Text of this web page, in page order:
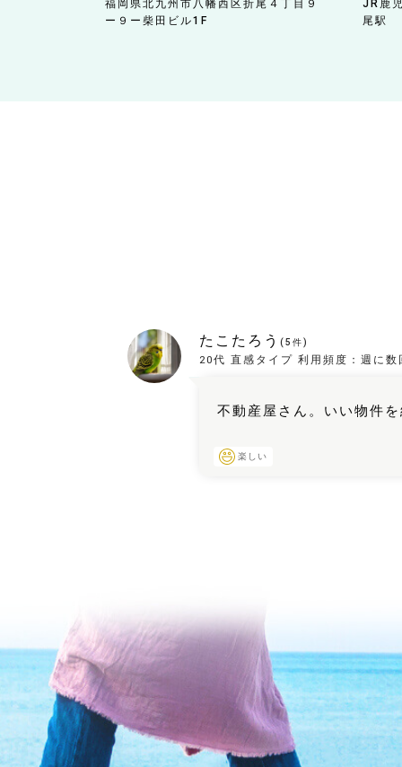
福岡県北九州市八幡西区折尾４丁目９
ー９ー柴田ビル1F
JR鹿
尾駅
たこたろう (5 件)
20代 直感タイプ 利用頻度： 週に数
不動産屋さん。いい物件
楽しい